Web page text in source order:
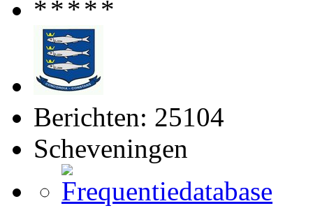
Berichten: 25104
Scheveningen